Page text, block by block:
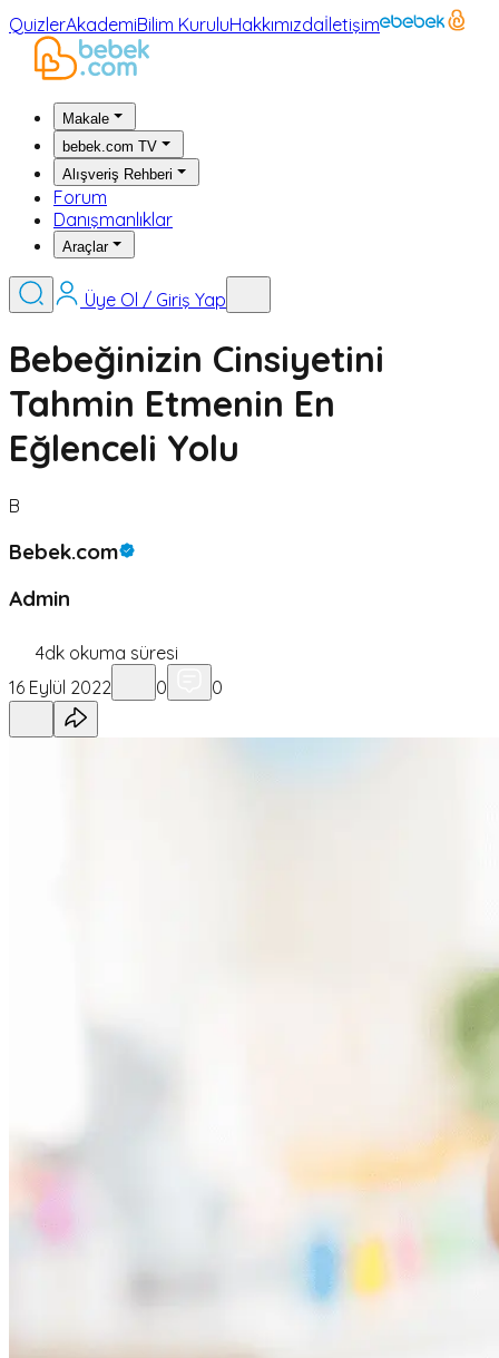
QuizlerAkademiBilim KuruluHakkımızdaİletişim
Makale
bebek.com TV
Alışveriş Rehberi
Forum
Danışmanlıklar
Araçlar
Üye Ol / Giriş Yap
Bebeğinizin Cinsiyetini
Tahmin Etmenin En
Eğlenceli Yolu
B
Bebek.com
Admin
4dk okuma süresi
16 Eylül 2022
0 0